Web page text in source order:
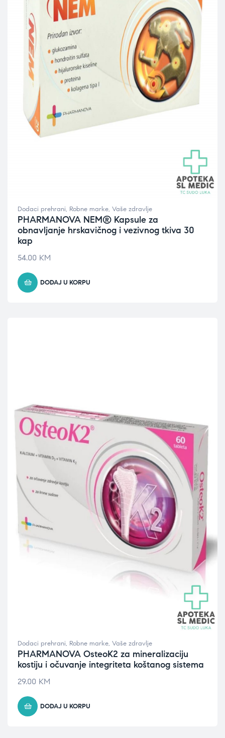
Dodaci prehrani, Robne marke, Vaše zdravlje
PHARMANOVA NEM® Kapsule za
obnavljanje hrskavičnog i vezivnog tkiva 30
kap
54.00 KM
DODAJ U KORPU
Dodaci prehrani, Robne marke, Vaše zdravlje
PHARMANOVA OsteoK2 za mineralizaciju
kostiju i očuvanje integriteta koštanog sistema
29.00 KM
DODAJ U KORPU